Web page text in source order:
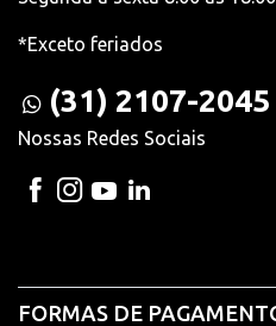
*Exceto feriados
(31) 2107-2045
Nossas Redes Sociais
FORMAS DE